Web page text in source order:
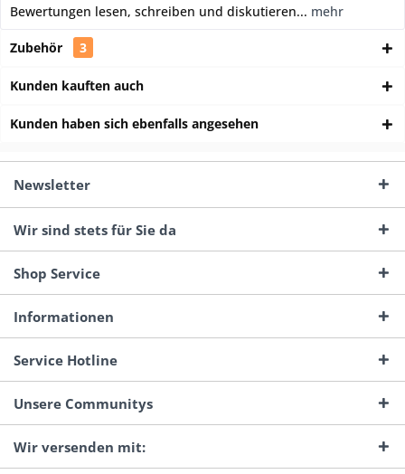
Bewertungen lesen, schreiben und diskutieren... mehr
Zubehör 3
Kunden kauften auch
Kunden haben sich ebenfalls angesehen
Newsletter
Wir sind stets für Sie da
Shop Service
Informationen
Service Hotline
Unsere Communitys
Wir versenden mit: